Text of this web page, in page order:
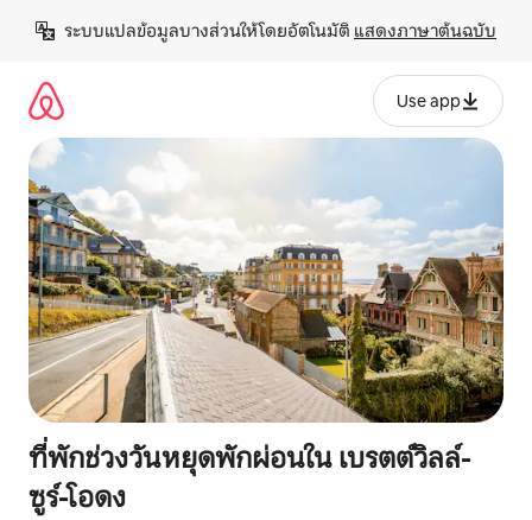
เนื้อหา
ระบบแปลข้อมูลบางส่วนให้โดยอัตโนมัติ แสดงภาษาต้นฉบับ
Use app
ที่พักช่วงวันหยุดพักผ่อนใน เบรตต์วิลล์-
ซูร์-โอดง